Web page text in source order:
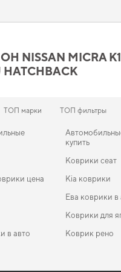
ковриков из EVA материала
MICRA
ТОП марки ТОП фильтры
цена
в авто
купить
Коврики сеат
Kia коврики
Ева коврики
Коврики для
Коврик рено